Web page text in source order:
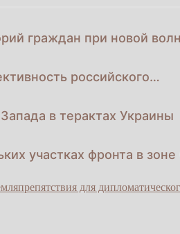
граждан при новой
российского…
в терактах Украины
участках фронта в
препятствия для